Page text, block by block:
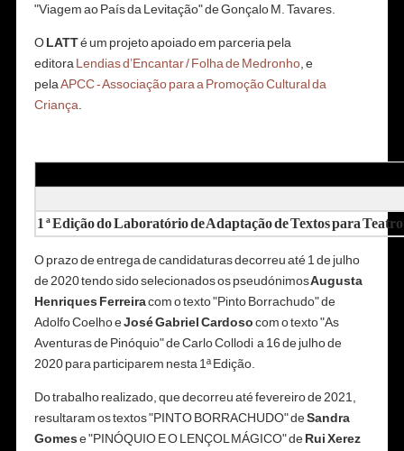
"Viagem ao País da Levitação" de Gonçalo M. Tavares.
OLATTé um projeto apoiado em parceria pela
editora Lendias d’Encantar / Folha de Medronho , e
pelaAPCC - Associação para a Promoção Cultural da
Criança
1 ª Edição do Laboratório de Adaptação de Textos para Teatro
O prazo de entrega de candidaturas decorreu até 1 de julho
de 2020 tendo sido selecionados os pseudónimosAugusta
Henriques Ferreiracom o texto "Pinto Borrachudo" de
Adolfo Coelho eJosé Gabriel Cardosocom o texto "As
Aventuras de Pinóquio" de Carlo Collodi a 16 de julho de
2020 para participarem nesta 1ª Edição.
Do trabalho realizado, que decorreu até fevereiro de 2021,
resultaram os textos "PINTO BORRACHUDO" deSandra
Gomese "PINÓQUIO E O LENÇOL MÁGICO" deRui Xerez